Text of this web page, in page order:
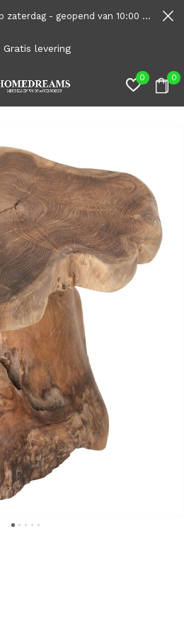
0 0
Gratis levering
Bezoek onze showroom op zaterdag - geopend van 10:00 tot 1600